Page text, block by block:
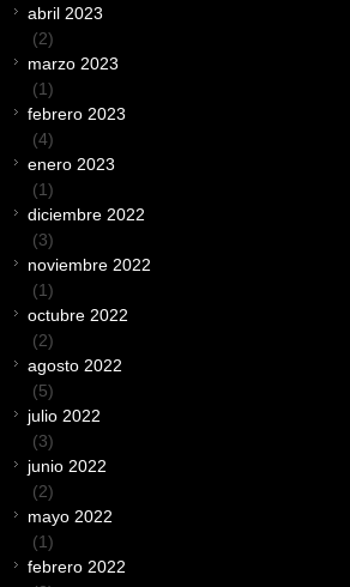
abril 2023
(2)
marzo 2023
(1)
febrero 2023
(4)
enero 2023
(1)
diciembre 2022
(3)
noviembre 2022
(1)
octubre 2022
(2)
agosto 2022
(5)
julio 2022
(3)
junio 2022
(2)
mayo 2022
(1)
febrero 2022